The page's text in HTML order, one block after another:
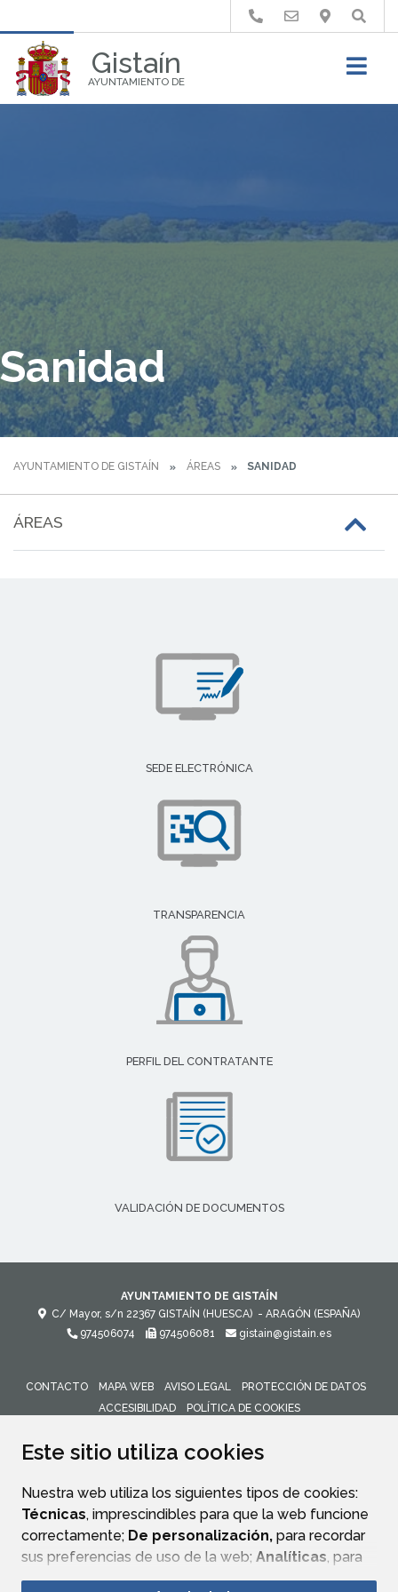
Este sitio utiliza cookies
Nuestra web utiliza los siguientes tipos de cookies:
Técnicas, imprescindibles para que la web funcione
correctamente; De personalización, para recordar
sus preferencias de uso de la web; Analíticas, para
mejorar el funcionamiento de la web y sus servicios.
Gistaín
AYUNTAMIENTO DE
Buscar
Sanidad
AYUNTAMIENTO DE GISTAÍN ÁREAS SANIDAD
ÁREAS
SEDE ELECTRÓNICA
TRANSPARENCIA
PERFIL DEL CONTRATANTE
VALIDACIÓN DE DOCUMENTOS
AYUNTAMIENTO DE GISTAÍN
C/ Mayor, s/n 22367 GISTAÍN (HUESCA) - ARAGÓN (ESPAÑA)
974506074
974506081 gistain@gistain.es
CONTACTO MAPA WEB AVISO LEGAL
PROTECCIÓN DE DATOS
ACCESIBILIDAD
POLÍTICA DE COOKIES